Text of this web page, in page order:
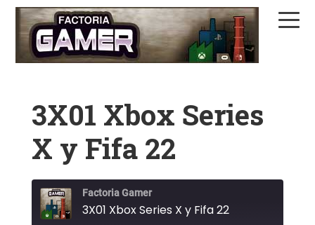
Saltar
Saltar
contenido
Saltar
principal3X01 Xbox Series
X y Fifa 22
Factoria Gamer
3X01 Xbox Series X y Fifa 22